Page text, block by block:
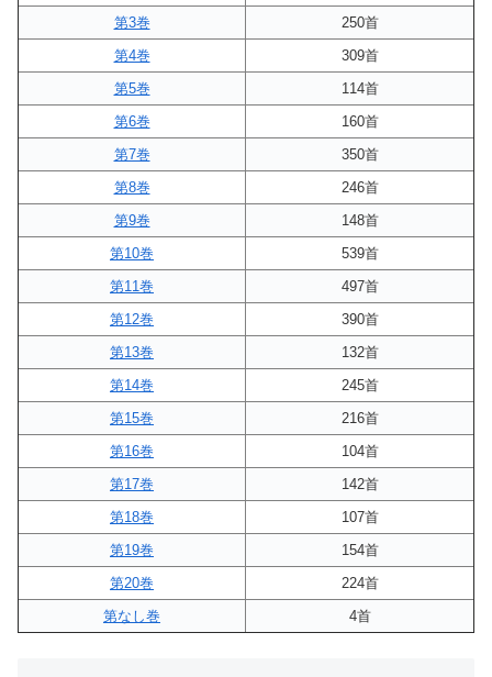
第3巻
250首
第4巻
309首
第5巻
114首
第6巻
160首
第7巻
350首
第8巻
246首
第9巻
148首
第10巻
539首
第11巻
497首
第12巻
390首
第13巻
132首
第14巻
245首
第15巻
216首
第16巻
104首
第17巻
142首
第18巻
107首
第19巻
154首
第20巻
224首
第なし巻
4首